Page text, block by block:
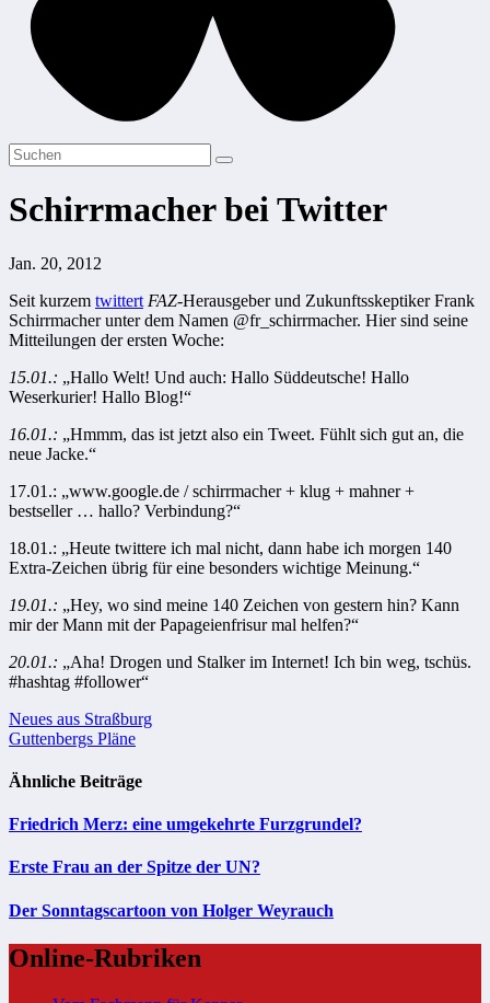
Schirrmacher bei Twitter
Jan. 20, 2012
Seit kurzem twittert FAZ-Herausgeber und Zukunftsskeptiker Frank
Schirrmacher unter dem Namen @fr_schirrmacher. Hier sind seine
Mitteilungen der ersten Woche:
15.01.: „Hallo Welt! Und auch: Hallo Süddeutsche! Hallo
Weserkurier! Hallo Blog!“
16.01.: „Hmmm, das ist jetzt also ein Tweet. Fühlt sich gut an, die
neue Jacke.“
17.01.: „www.google.de / schirrmacher + klug + mahner +
bestseller … hallo? Verbindung?“
18.01.: „Heute twittere ich mal nicht, dann habe ich morgen 140
Extra-Zeichen übrig für eine besonders wichtige Meinung.“
19.01.: „Hey, wo sind meine 140 Zeichen von gestern hin? Kann
mir der Mann mit der Papageienfrisur mal helfen?“
20.01.: „Aha! Drogen und Stalker im Internet! Ich bin weg, tschüs.
#hashtag #follower“
Beitragsnavigation
Neues aus Straßburg
Guttenbergs Pläne
Ähnliche Beiträge
Friedrich Merz: eine umgekehrte Furzgrundel?
Erste Frau an der Spitze der UN?
Der Sonntagscartoon von Holger Weyrauch
Online-Rubriken